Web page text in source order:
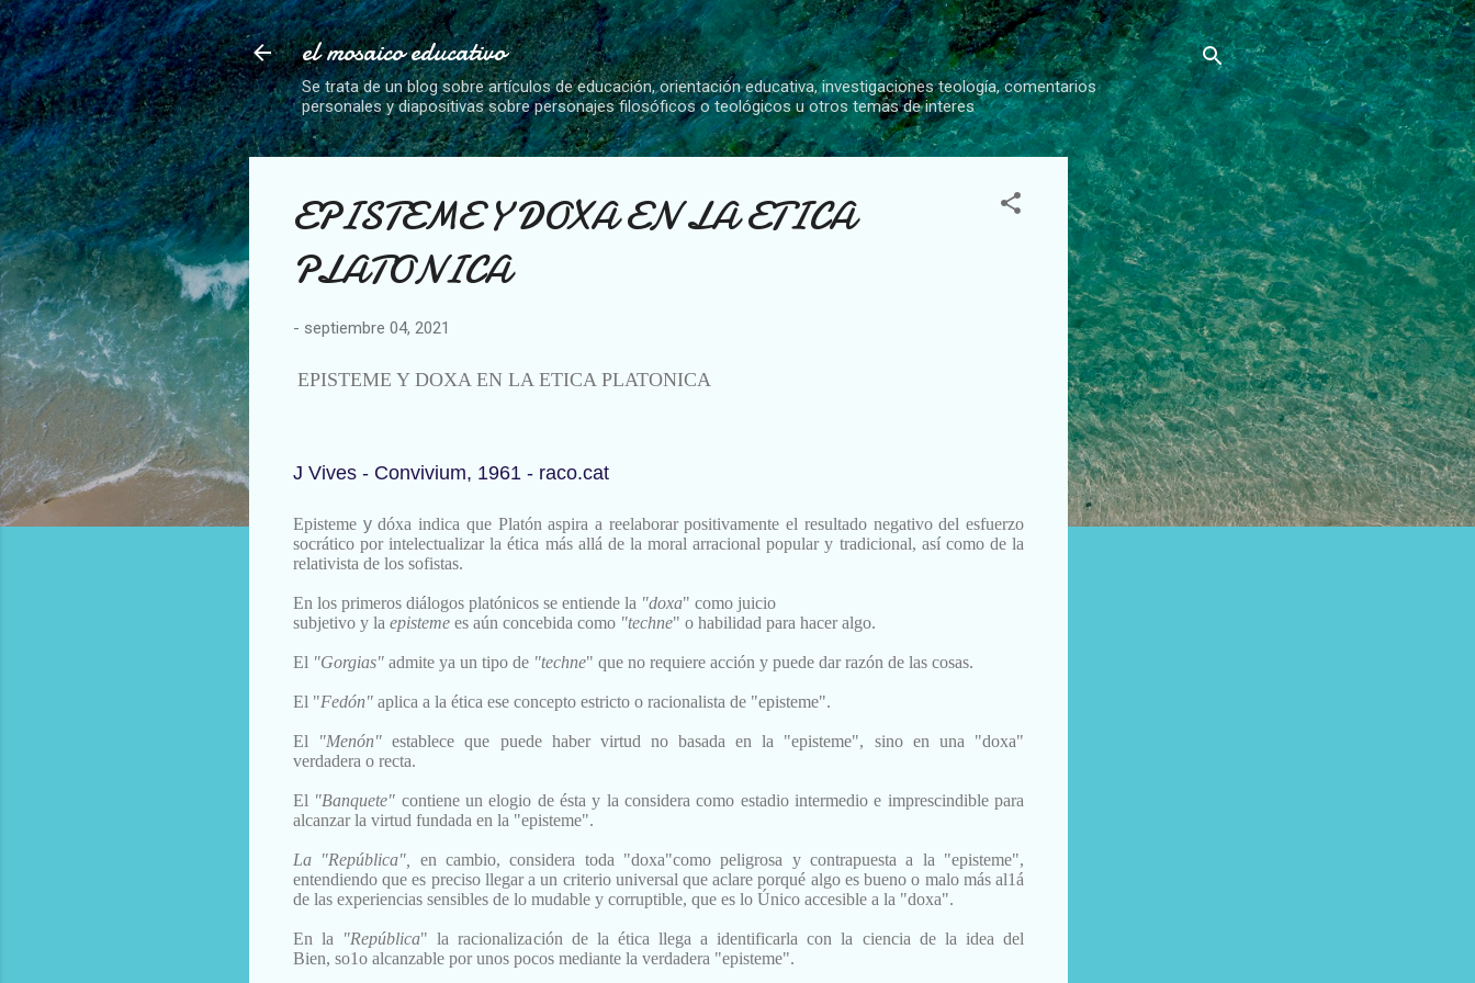
Ir al contenido principal
el mosaico educativo
Se trata de un blog sobre artículos de educación, orientación educativa, investigaciones teología, comentarios
personales y diapositivas sobre personajes filosóficos o teológicos u otros temas de interes
EPISTEME Y DOXA EN LA ETICA
PLATONICA
- septiembre 04, 2021
EPISTEME Y DOXA EN LA ETICA PLATONICA
J Vives - Convivium, 1961 - raco.cat
Episteme ydóxa indica que Platón aspira a reelaborar positivamente el resultado negativo del esfuerzo
socrático por intelectualizar la ética más allá de lamoral arracional popular y tradicional, así como de la
relativista de los sofistas.
En los primeros diálogos platónicos se entiende la "doxa" como juicio
subjetivo y la episteme es aún concebida como "techne" o habilidad para hacer algo.
El "Gorgias" admite ya un tipo de "techne" que no requiere acción y puede dar razón de las cosas.
El "Fedón" aplica a la ética ese concepto estricto o racionalista de "episteme".
El "Menón" establece que puede haber virtud no basada en la "episteme", sino en una "doxa"
verdadera o recta.
El "Banquete" contiene un elogio de ésta y la consideracomo estadio intermedio e imprescindible para
alcanzar la virtud fundada en la "episteme".
La "República", en cambio, considera toda "doxa"como peligrosa ycontrapuesta a la "episteme",
entendiendo que es preciso llegar a un criterio universal que aclare porqué algo es bueno o malo más al1á
de las experiencias sensibles de lo mudable y corruptible, que es lo Único accesible a la "doxa".
En la "República" la racionalización de la ética llega a identificarla con la ciencia de la idea del
Bien, so1o alcanzable por unos pocos mediante la verdadera "episteme".